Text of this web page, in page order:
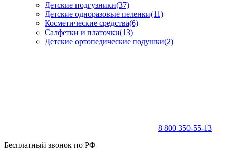
Детские подгузники(37)
Детские одноразовые пеленки(11)
Косметические средства(6)
Салфетки и платочки(13)
Детские ортопедические подушки(2)
8 800 350-55-13
Бесплатный звонок по РФ